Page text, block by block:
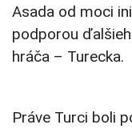
Asada od moci
podporou
hráča – Turecka.
Práve Turci boli